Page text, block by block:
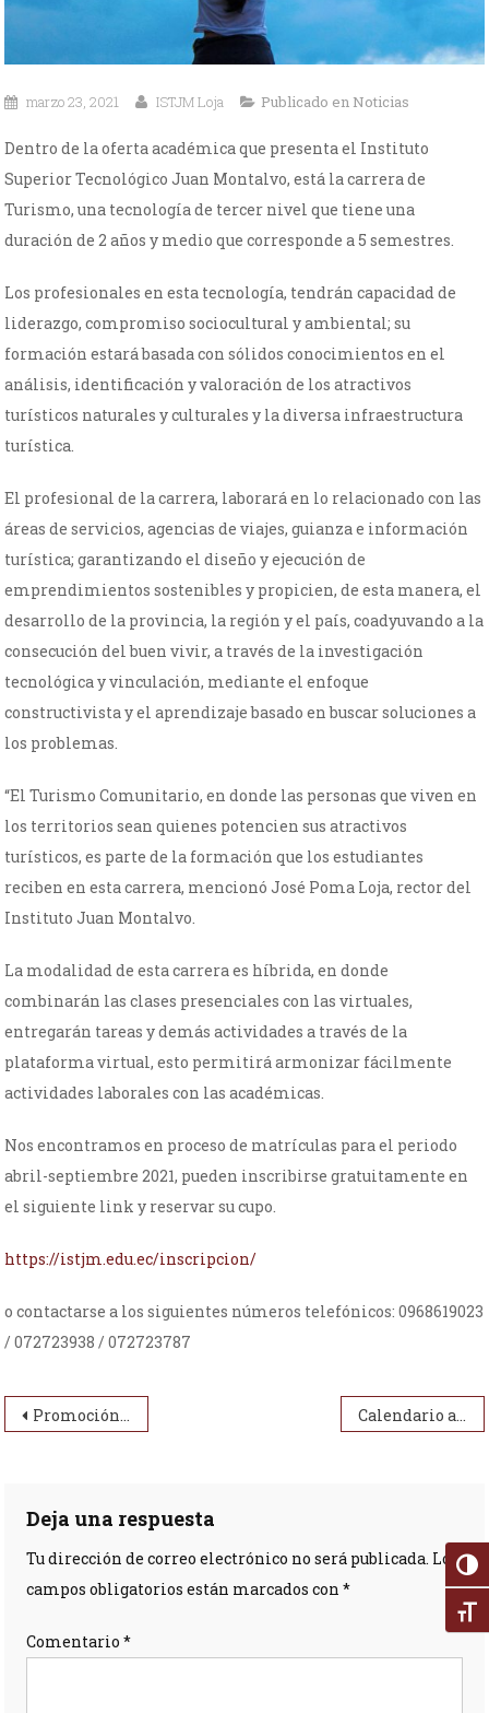
marzo 23, 2021 ISTJM Loja Publicado en Noticias
Dentro de la oferta académica que presenta el Instituto
Superior Tecnológico Juan Montalvo, está la carrera de
Turismo, una tecnología de tercer nivel que tiene una
duración de 2 años y medio que corresponde a 5 semestres.
Los profesionales en esta tecnología, tendrán capacidad de
liderazgo, compromiso sociocultural y ambiental; su
formación estará basada con sólidos conocimientos en el
análisis, identificación y valoración de los atractivos
turísticos naturales y culturales y la diversa infraestructura
turística.
El profesional de la carrera, laborará en lo relacionado con las
áreas de servicios, agencias de viajes, guianza e información
turística; garantizando el diseño y ejecución de
emprendimientos sostenibles y propicien, de esta manera, el
desarrollo de la provincia, la región y el país, coadyuvando a la
consecución del buen vivir, a través de la investigación
tecnológica y vinculación, mediante el enfoque
constructivista y el aprendizaje basado en buscar soluciones a
los problemas.
“El Turismo Comunitario, en donde las personas que viven en
los territorios sean quienes potencien sus atractivos
turísticos, es parte de la formación que los estudiantes
reciben en esta carrera, mencionó José Poma Loja, rector del
Instituto Juan Montalvo.
La modalidad de esta carrera es híbrida, en donde
combinarán las clases presenciales con las virtuales,
entregarán tareas y demás actividades a través de la
plataforma virtual, esto permitirá armonizar fácilmente
actividades laborales con las académicas.
Nos encontramos en proceso de matrículas para el periodo
abril-septiembre 2021, pueden inscribirse gratuitamente en
el siguiente link y reservar su cupo.
https://istjm.edu.ec/inscripcion/
o contactarse a los siguientes números telefónicos: 0968619023
/ 072723938 / 072723787
Navegación de entradas
Promoción Social Comunitaria, una carrera en auge Calendario académico
Deja una respuesta
Tu dirección de correo electrónico no será publicada. Los
campos obligatorios están marcados con*
Comentario*